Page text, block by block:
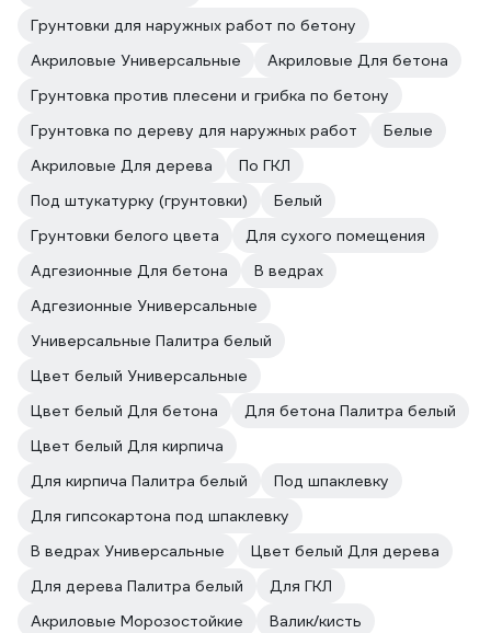
Грунтовки для наружных работ по бетону
Акриловые Универсальные
Акриловые Для бетона
Грунтовка против плесени и грибка по бетону
Грунтовка по дереву для наружных работ
Белые
Акриловые Для дерева
По ГКЛ
Под штукатурку (грунтовки)
Белый
Грунтовки белого цвета
Для сухого помещения
Адгезионные Для бетона
В ведрах
Адгезионные Универсальные
Универсальные Палитра белый
Цвет белый Универсальные
Цвет белый Для бетона
Для бетона Палитра белый
Цвет белый Для кирпича
Для кирпича Палитра белый
Под шпаклевку
Для гипсокартона под шпаклевку
В ведрах Универсальные
Цвет белый Для дерева
Для дерева Палитра белый
Для ГКЛ
Акриловые Морозостойкие
Валик/кисть